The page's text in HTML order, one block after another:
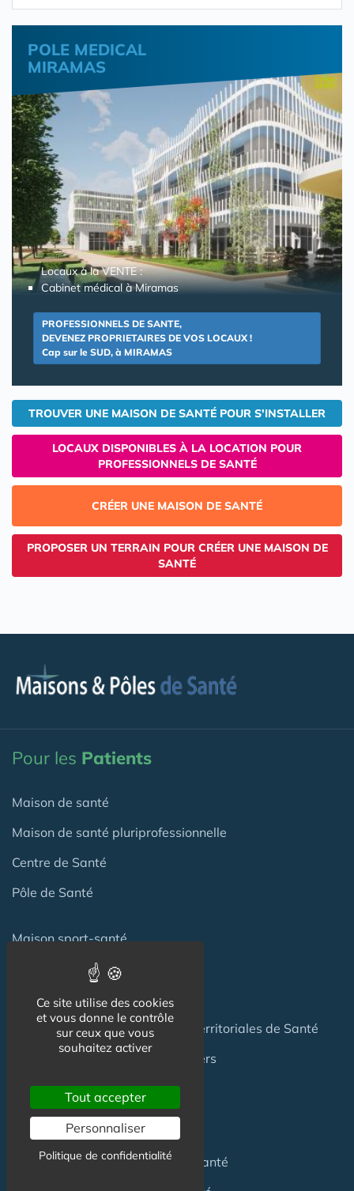
POLE MEDICAL
MIRAMAS
Locaux à la VENTE :
Cabinet médical à Miramas
PROFESSIONNELS DE SANTE,
DEVENEZ PROPRIETAIRES DE VOS LOCAUX !
Cap sur le SUD, à MIRAMAS
TROUVER UNE MAISON DE SANTÉ POUR S'INSTALLER
LOCAUX DISPONIBLES À LA LOCATION POUR
PROFESSIONNELS DE SANTÉ
CRÉER UNE MAISON DE SANTÉ
PROPOSER UN TERRAIN POUR CRÉER UNE MAISON DE
SANTÉ
Pour les Patients
Maison de santé
Maison de santé pluriprofessionnelle
Centre de Santé
Pôle de Santé
Maison sport-santé
Maison de naissance
Centre de Soins et de Prévention
Communauté Professionnelles Territoriales de Santé
Hotel Patient & Hôtels Hospitaliers
Pour lesProfessionnels
Location locauxen Maison de Santé
Ce site utilise des cookies
et vous donne le contrôle
sur ceux que vous
souhaitez activer
Tout accepter
Personnaliser
Politique de confidentialité